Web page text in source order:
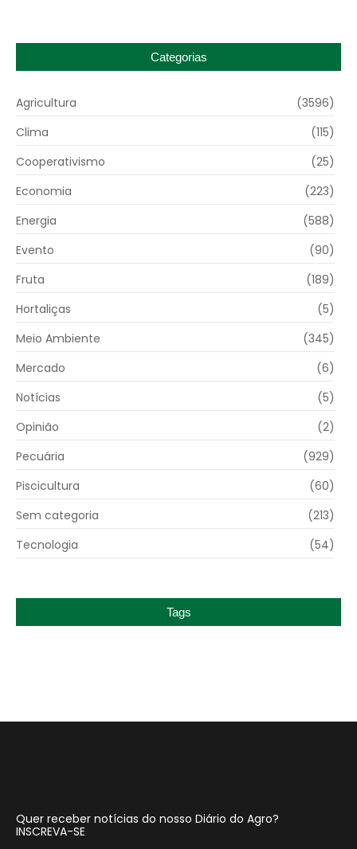
Categorias
Agricultura
(3596)
Clima
(115)
Cooperativismo
(25)
Economia
(223)
Energia
(588)
Evento
(90)
Fruta
(189)
Hortaliças
(5)
Meio Ambiente
(345)
Mercado
(6)
Notícias
(5)
Opinião
(2)
Pecuária
(929)
Piscicultura
(60)
Sem categoria
(213)
Tecnologia
(54)
Tags
Quer receber notícias do nosso Diário do Agro?
INSCREVA-SE